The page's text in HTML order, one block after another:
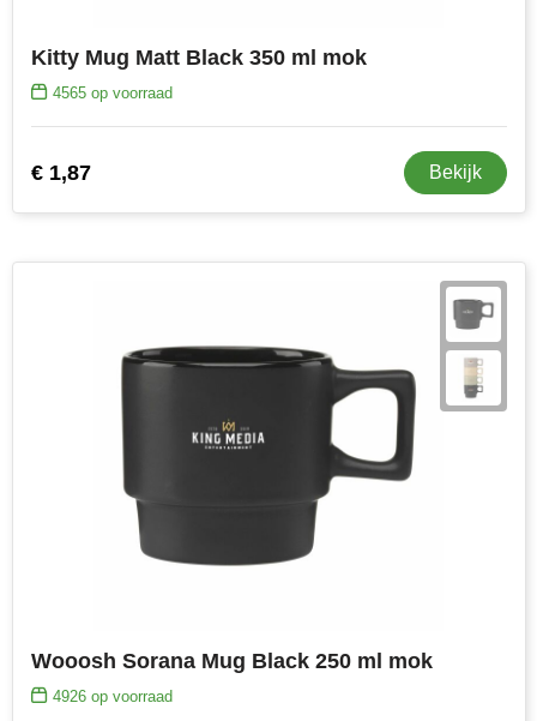
Kitty Mug Matt Black 350 ml mok
4565op voorraad
€ 1,87 Bekijk
Wooosh Sorana Mug Black 250 ml mok
4926op voorraad